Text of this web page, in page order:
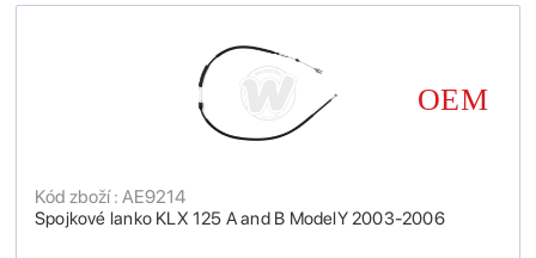
Spojkové lanko KLX 125 A and B ModelY 2003-2006
Kód zboží : AE9214